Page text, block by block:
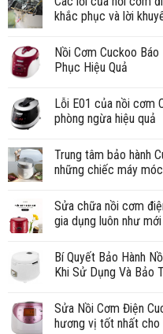
khắc phục và lời
Nồi Cơm Cuckoo
Phục Hiệu Quả
Lỗi E01 của nồi cơm
phòng ngừa hiệu quả
Trung tâm bảo hành
những chiếc máy
Sửa chữa nồi cơm
gia dụng luôn như
Bí Quyết Bảo Hành
Khi Sử Dụng Và Bảo
Sửa Nồi Cơm Điện
hương vị tốt nhất